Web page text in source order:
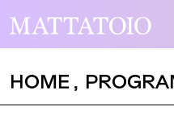
HOME ,